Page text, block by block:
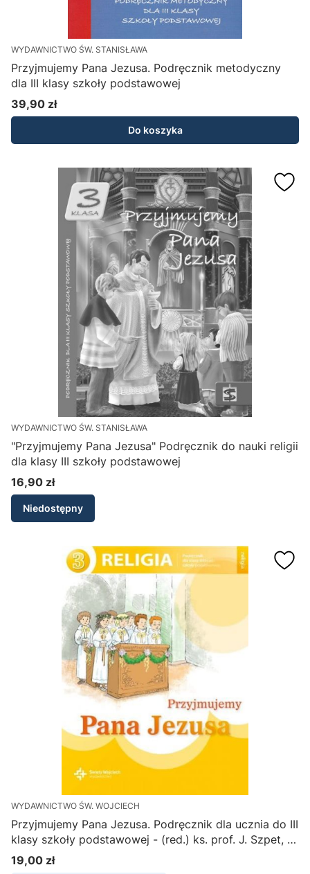
WYDAWNICTWO ŚW. STANISŁAWA
Przyjmujemy Pana Jezusa. Podręcznik metodyczny
dla III klasy szkoły podstawowej
Cena
39,90 zł
Do koszyka
WYDAWNICTWO ŚW. STANISŁAWA
"Przyjmujemy Pana Jezusa" Podręcznik do nauki religii
dla klasy III szkoły podstawowej
Cena
16,90 zł
Niedostępny
WYDAWNICTWO ŚW. WOJCIECH
Przyjmujemy Pana Jezusa. Podręcznik dla ucznia do III
klasy szkoły podstawowej - (red.) ks. prof. J. Szpet, D.
Jackowiak
Cena
19,00 zł